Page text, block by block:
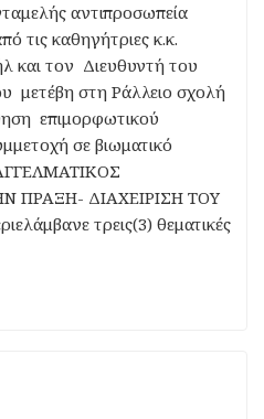
αντιπροσωπεία
τις καθηγήτριες κ.κ.
και τον Διευθυντή του
μετέβη στη Ράλλειο σχολή
επιμορφωτικού
σε βιωματικό
ΠΡΑΞΗ- ΔΙΑΧΕΙΡΙΣΗ ΤΟΥ
τρεις(3) θεματικές